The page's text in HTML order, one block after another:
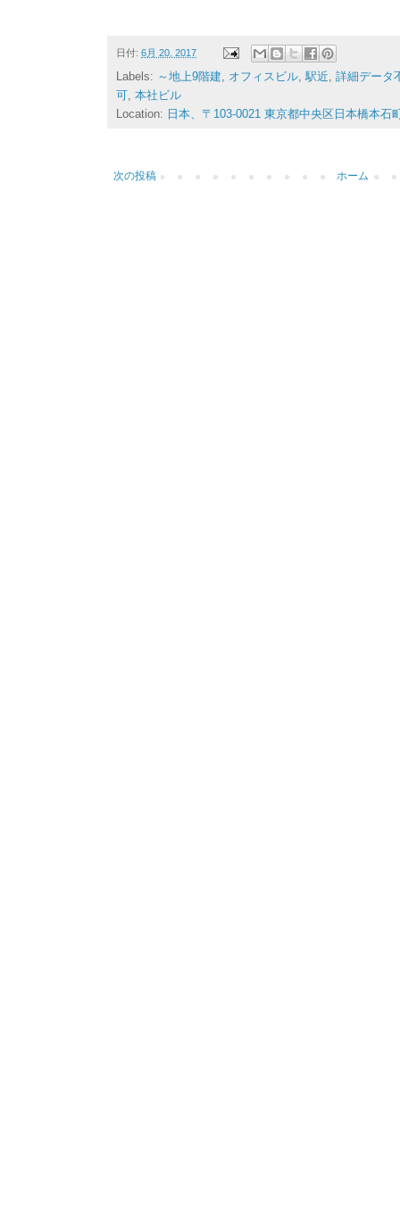
日付: 6月 20, 2017
Labels: ～地上9階建, オフィスビル,駅近, 詳細データ
可, 本社ビル
Location: 日本、〒103-0021 東京都中央区日本橋本石
次の投稿 ホーム